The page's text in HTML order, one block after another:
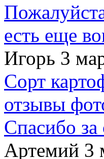
есть еще
Игорь 3
Сорт
отзывы
Спасибо
Артемий 3